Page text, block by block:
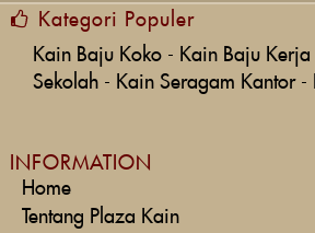
Kategori Populer
Kain Baju Koko - Kain Baju Kerja
Sekolah - Kain Seragam Kantor-
INFORMATION
Home
Tentang Plaza Kain